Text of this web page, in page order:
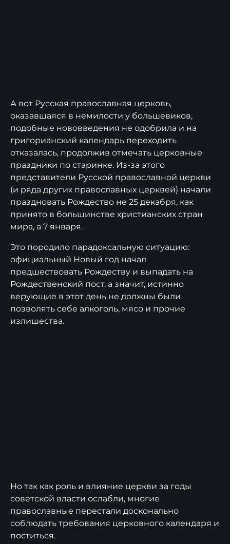
А вот Русская православная церковь,
оказавшаяся в немилости у большевиков,
подобные нововведения не одобрила и на
григорианский календарь переходить
отказалась, продолжив отмечать церковные
праздники по старинке. Из-за этого
представители Русской православной церкви
(и ряда других православных церквей) начали
праздновать Рождество не 25 декабря, как
принято в большинстве христианских стран
мира, а 7 января.
Это породило парадоксальную ситуацию:
официальный Новый год начал
предшествовать Рождеству и выпадать на
Рождественский пост, а значит, истинно
верующие в этот день не должны были
позволять себе алкоголь, мясо и прочие
излишества.
Но так как роль и влияние церкви за годы
советской власти ослабли, многие
православные перестали досконально
соблюдать требования церковного календаря и
поститься.